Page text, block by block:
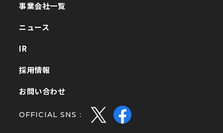
事業会社一覧
ニュース
IR
採用情報
お問い合わせ
OFFICIAL SNS :